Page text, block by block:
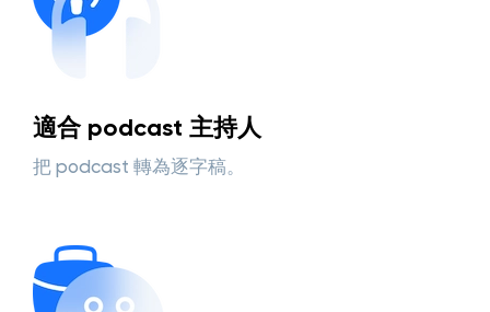
適合 podcast 主持人
把 podcast 轉為逐字稿。